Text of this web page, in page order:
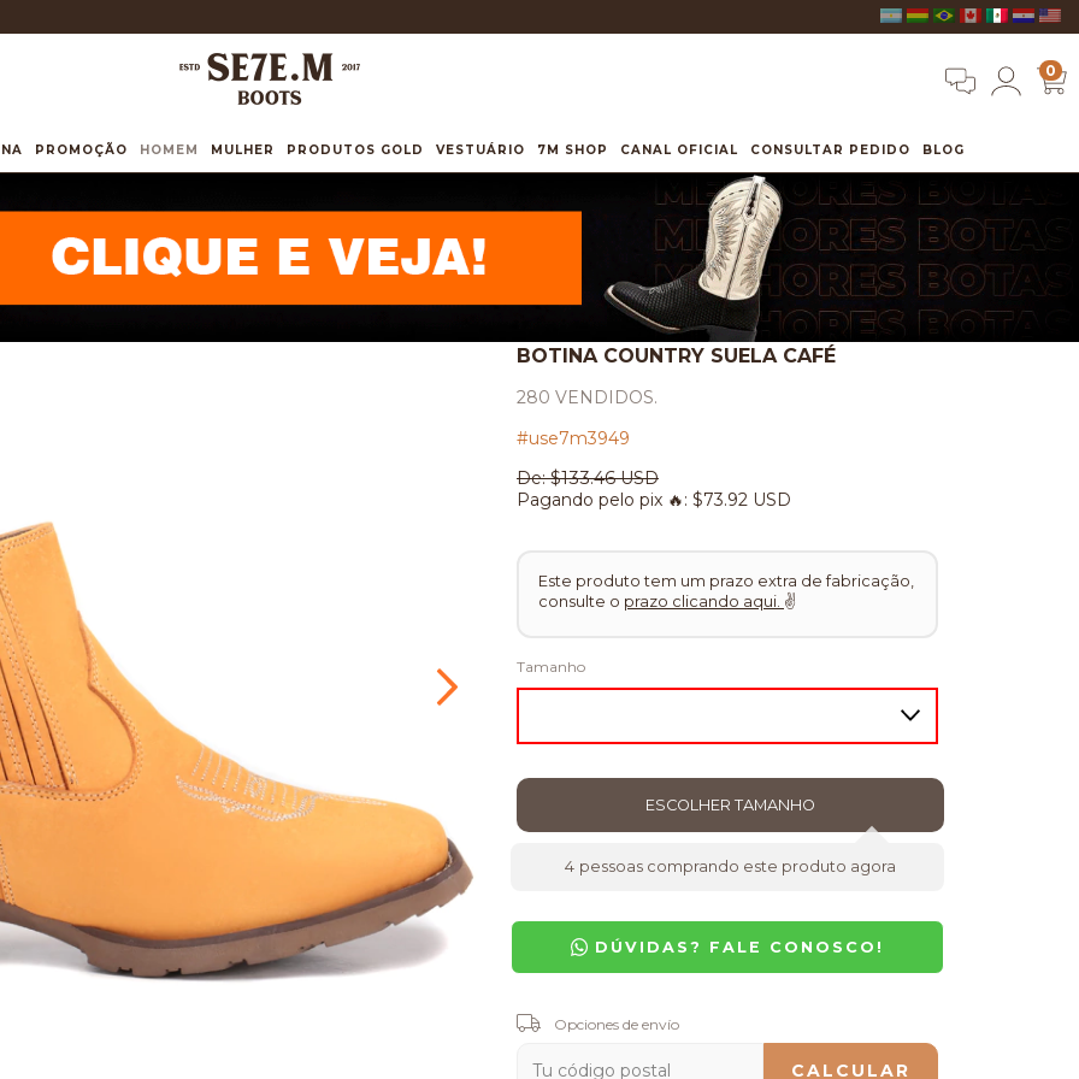
0
PROMOÇÃO HOMEM MULHER PRODUTOS GOLD VESTUÁRIO 7M SHOP CANAL OFICIAL CONSULTAR PEDIDO BLOG
BOTINA COUNTRY SUELA CAFÉ
280 VENDIDOS.
#use7m3949
De:$133.46 USD
Pagando pelo pix 🔥: $73.92 USD
Este produto tem um prazo extra de fabricação,
consulte o prazo clicando aqui. ✌
Tamanho
4 pessoas comprando este produto agora
DÚVIDAS? FALE CONOSCO!
Entregas para el CP:
Opciones de envío
CALCULAR